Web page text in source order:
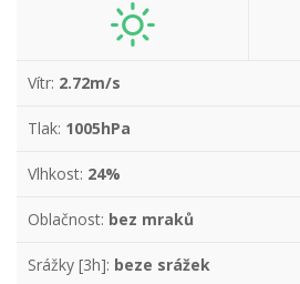
Vítr: 2.72m/s
Tlak: 1005hPa
Vlhkost: 24%
Oblačnost: bez mraků
Srážky [3h]: beze srážek